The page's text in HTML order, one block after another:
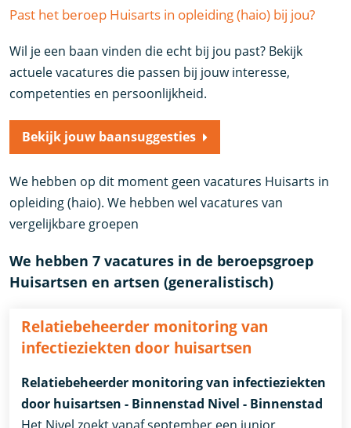
Past het beroep Huisarts in opleiding (haio) bij jou?
Wil je een baan vinden die echt bij jou past? Bekijk
actuele vacatures die passen bij jouw interesse,
competenties en persoonlijkheid.
Bekijk jouw baansuggesties
We hebben op dit moment geen vacatures Huisarts in
opleiding (haio). We hebben wel vacatures van
vergelijkbare groepen
We hebben 7 vacatures in de beroepsgroep
Huisartsen en artsen (generalistisch)
Relatiebeheerder monitoring van
infectieziekten door huisartsen
Relatiebeheerder monitoring van infectieziekten
door huisartsen - Binnenstad Nivel - Binnenstad